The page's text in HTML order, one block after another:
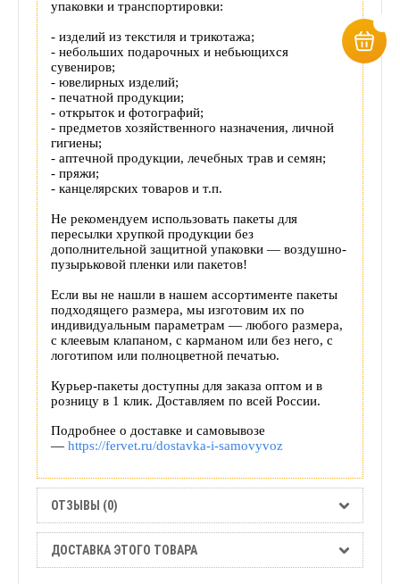
упаковки и транспортировки:
- изделий из текстиля и трикотажа;
- небольших подарочных и небьющихся
сувениров;
- ювелирных изделий;
- печатной продукции;
- открыток и фотографий;
- предметов хозяйственного назначения, личной
гигиены;
- аптечной продукции, лечебных трав и семян;
- пряжи;
- канцелярских товаров и т.п.
Не рекомендуем использовать пакеты для
пересылки хрупкой продукции без
дополнительной защитной упаковки — воздушно-
пузырьковой пленки или пакетов!
Если вы не нашли в нашем ассортименте пакеты
подходящего размера, мы изготовим их по
индивидуальным параметрам — любого размера,
с клеевым клапаном, с карманом или без него, с
логотипом или полноцветной печатью.
Курьер-пакеты доступны для заказа оптом и в
розницу в 1 клик. Доставляем по всей России.
Подробнее о доставке и самовывозе
— https://fervet.ru/dostavka-i-samovyvoz
ОТЗЫВЫ (0)
ДОСТАВКА ЭТОГО ТОВАРА